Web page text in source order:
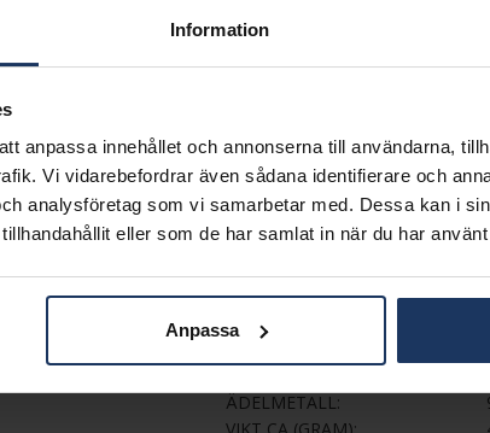
Information
anpassa innehållet och annonserna till användarna,
Vi vidarebefordrar även sådana identifierare och
analysföretag som vi samarbetar med. Dessa kan i
eller som de har samlat in när du har
Anpassa
VÄLJ
Beställningsvara.
Ingen bytesrätt, returrätt
Flemming Uziel och Sarek
i webbshoppenhär.
BREDD CA (MM)
HÖJD CA (MM)
ÄDELMETALL